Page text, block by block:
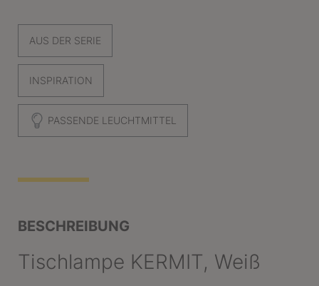
AUS DER SERIE
INSPIRATION
PASSENDE LEUCHTMITTEL
BESCHREIBUNG
Tischlampe KERMIT, Weiß